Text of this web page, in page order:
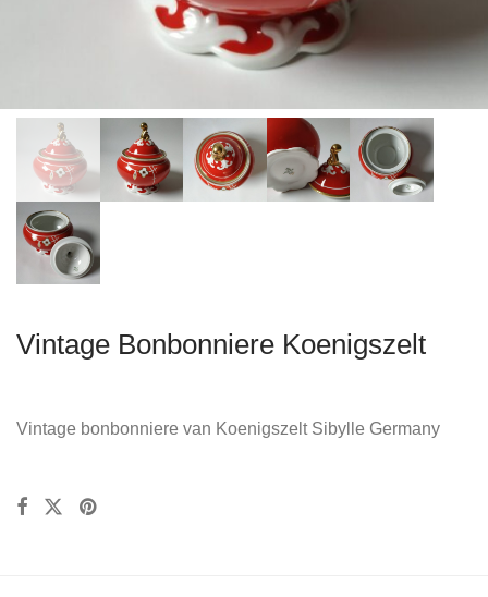
Vintage Bonbonniere Koenigszelt
Vintage bonbonniere van Koenigszelt Sibylle Germany